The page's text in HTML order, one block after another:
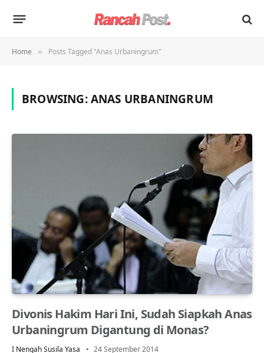
Home » Posts Tagged "Anas Urbaningrum"
BROWSING:ANAS URBANINGRUM
Divonis Hakim Hari Ini, Sudah Siapkah Anas
Urbaningrum Digantung di Monas?
I Nengah Susila Yasa 24 September 2014